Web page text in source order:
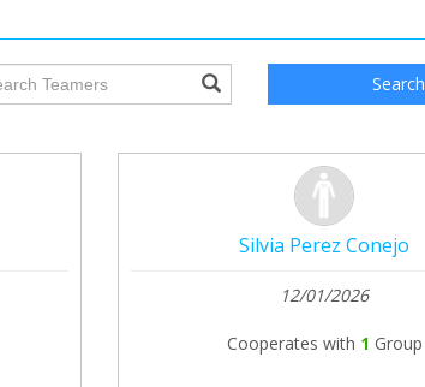
Search
Silvia Perez Conejo
12/01/2026
Cooperates with 1 Group